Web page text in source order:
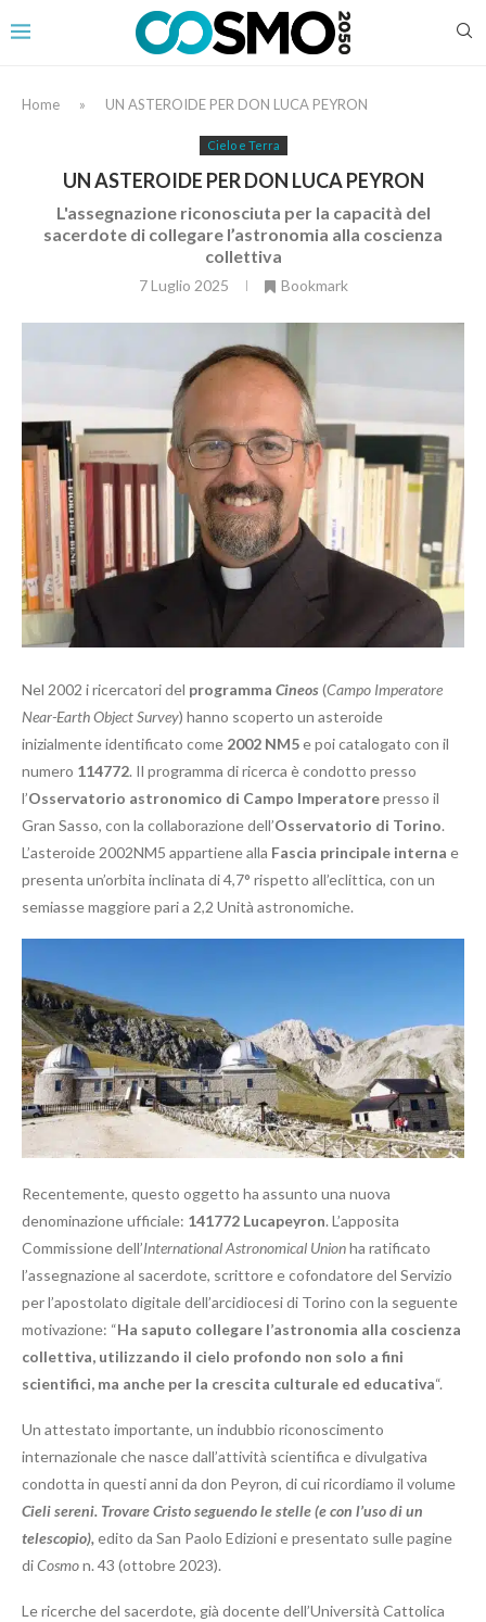
Home » UN ASTEROIDE PER DON LUCA PEYRON
Cielo e Terra
UN ASTEROIDE PER DON LUCA PEYRON
L'assegnazione riconosciuta per la capacità del
sacerdote di collegare l’astronomia alla coscienza
collettiva
7 Luglio 2025 Bookmark
Nel 2002 i ricercatori del programma Cineos(Campo Imperatore
Near-Earth Object Survey) hanno scoperto un asteroide
inizialmente identificato come 2002 NM5e poi catalogato con il
numero 114772. Il programma di ricerca è condotto presso
l’Osservatorio astronomico di Campo Imperatorepresso il
Gran Sasso, con la collaborazione dell’Osservatorio di Torino.
L’asteroide 2002NM5 appartiene alla Fascia principale interna e
presenta un’orbita inclinata di 4,7° rispetto all’eclittica, con un
semiasse maggiore pari a 2,2 Unità astronomiche.
Recentemente, questo oggetto ha assunto una nuova
denominazione ufficiale: 141772 Lucapeyron. L’apposita
Commissione dell’International Astronomical Unionha ratificato
l’assegnazione al sacerdote, scrittore e cofondatore del Servizio
per l’apostolato digitale dell’arcidiocesi di Torino con la seguente
motivazione: “Ha saputo collegare l’astronomia alla coscienza
collettiva, utilizzando il cielo profondo non solo a fini
scientifici, ma anche per la crescita culturale ed educativa“.
Un attestato importante, un indubbio riconoscimento
internazionale che nasce dall’attività scientifica e divulgativa
condotta in questi anni da don Peyron, di cui ricordiamo il volume
Cieli sereni. Trovare Cristoseguendo le stelle (e con l’uso di un
telescopio), edito da San Paolo Edizioni e presentato sulle pagine
diCosmon. 43 (ottobre 2023).
Le ricerche del sacerdote, già docente dell’Università Cattolica